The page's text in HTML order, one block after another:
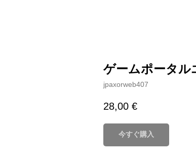
ゲームポータル
jpaxorweb407
28,00 €
今すぐ購入